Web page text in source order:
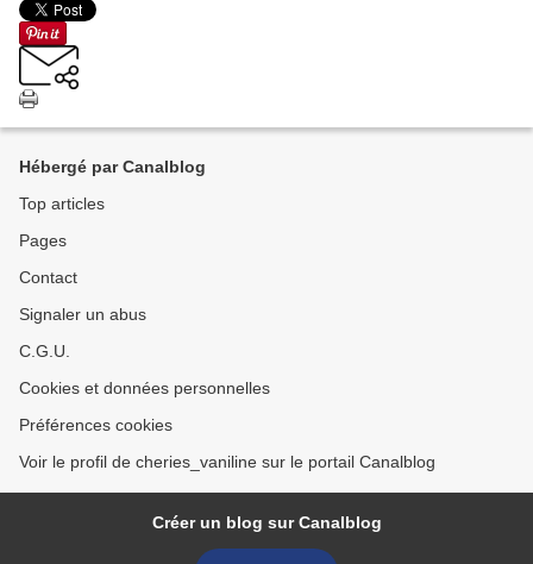
Hébergé par Canalblog
Top articles
Pages
Contact
Signaler un abus
C.G.U.
Cookies et données personnelles
Préférences cookies
Voir le profil de cheries_vaniline sur le portail Canalblog
Créer un blog sur Canalblog